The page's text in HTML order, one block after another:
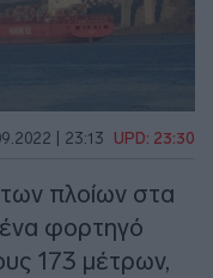
| 23:13 UPD: 23:30
πλοίων στα
φορτηγό
173 μέτρων,